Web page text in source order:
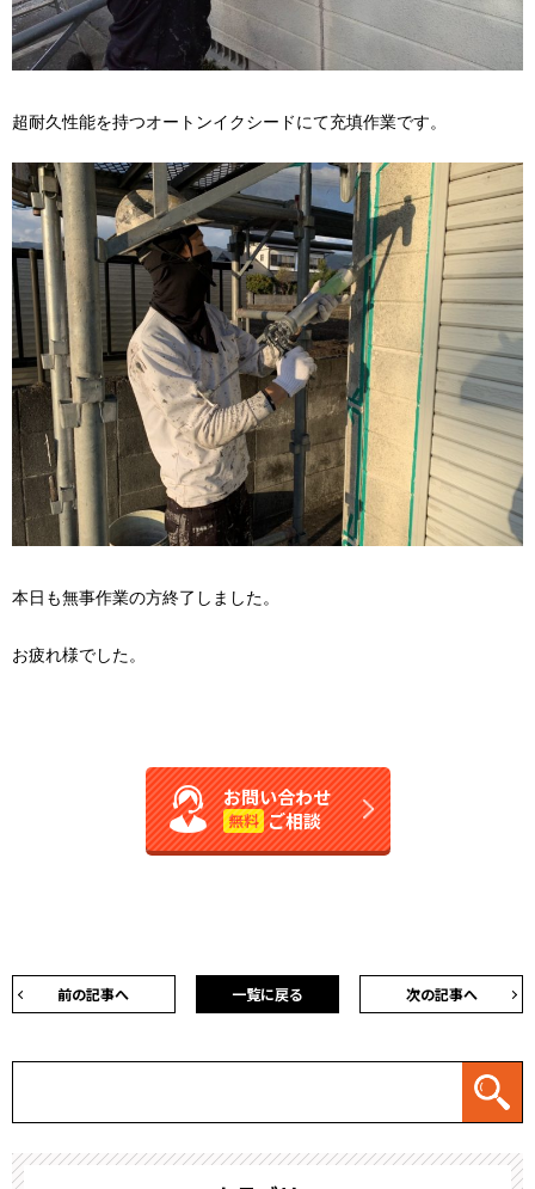
超耐久性能を持つオートンイクシードにて充填作業です。
本日も無事作業の方終了しました。
お疲れ様でした。
お問い合わせ
無料 ご相談
前の記事へ 次の記事へ
一覧に戻る